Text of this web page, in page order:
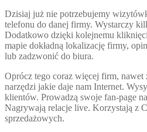
Dzisiaj już nie potrzebujemy
telefonu do danej firmy. Wystarczy
Dodatkowo dzięki kolejnemu
mapie dokładną lokalizację firmy,
lub zadzwonić do biura.
Oprócz tego coraz więcej firm,
narzędzi jakie daje nam Internet.
klientów. Prowadzą swoje fan-page
Nagrywają relacje live. Korzystają z
sprzedażowych.